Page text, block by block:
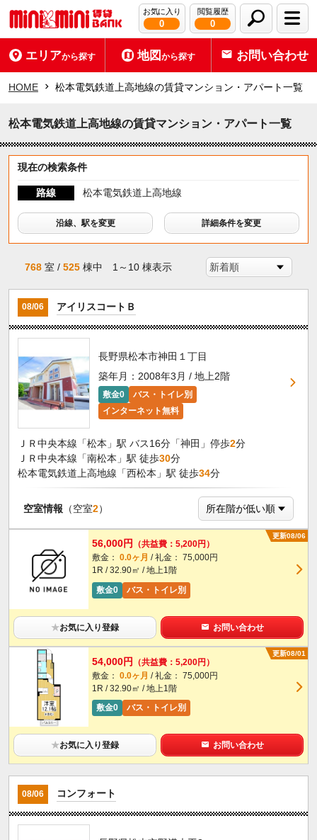
お気に入り
0
閲覧履歴
0
エリアから探す 地図から探す お問い合わせ
HOME 松本電気鉄道上高地線の賃貸マンション・アパート一覧
松本電気鉄道上高地線の賃貸マンション・アパート一覧
現在の検索条件
路線 松本電気鉄道上高地線
沿線、駅を変更 詳細条件を変更
768 室 /525 棟中 1～10 棟表示
08/06 アイリスコートＢ
長野県松本市神田１丁目
築年月：2008年3月 / 地上2階
敷金0
バス・トイレ別
インターネット無料
ＪＲ中央本線「松本」駅 バス16分「神田」停歩2分
ＪＲ中央本線「南松本」駅 徒歩30分
松本電気鉄道上高地線「西松本」駅 徒歩34分
空室情報 （空室2）
更新08/06
56,000円
（共益費：5,200円）
敷金： 0.0ヶ月 / 礼金： 75,000円
1R / 32.90㎡ / 地上1階
敷金0
バス・トイレ別
★お気に入り登録 お問い合わせ
更新08/01
54,000円 （共益費：5,200円）
敷金： 0.0ヶ月 / 礼金： 75,000円
1R / 32.90㎡ / 地上1階
敷金0
バス・トイレ別
★お気に入り登録 お問い合わせ
08/06 コンフォート